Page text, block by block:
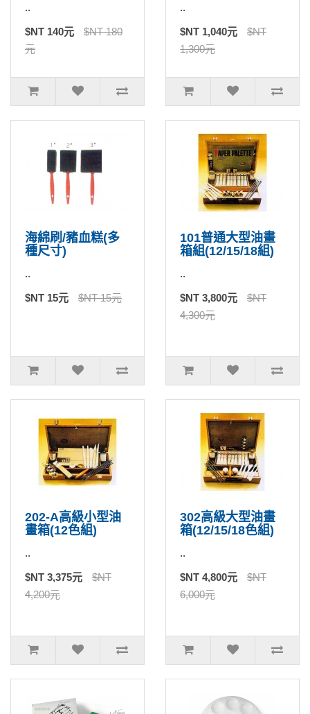
..
$NT 140元
$NT 180
元
..
$NT 1,040元
$NT
1,300元
海綿刷/豬血糕(多
種尺寸)
..
$NT 15元 $NT 15元
101普通大型油畫
箱組(12/15/18組)
..
$NT 3,800元
$NT
4,300元
202-A高級小型油
畫箱(12色組)
..
$NT 3,375元
$NT
4,200元
302高級大型油畫
箱(12/15/18色組)
..
$NT 4,800元
$NT
6,000元